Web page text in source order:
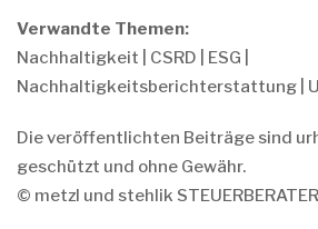
Verwandte Themen:
Nachhaltigkeit
CSRD ESG
Nachhaltigkeitsberichterstattung
Die veröffentlichten Beiträge sind
geschützt und ohne Gewähr.
© metzl und stehlik